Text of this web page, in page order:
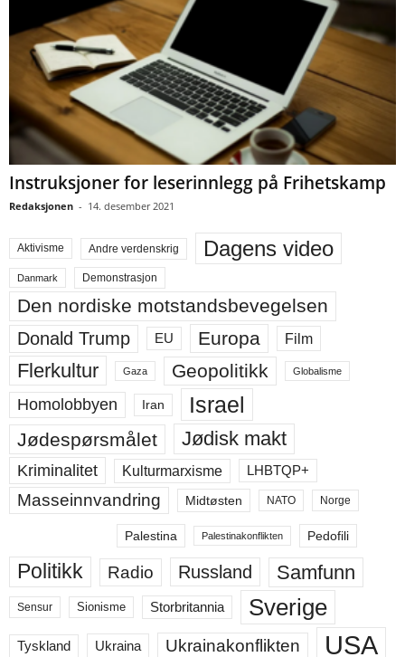
Instruksjoner for leserinnlegg på Frihetskamp
Redaksjonen - 14. desember 2021
Aktivisme Andre verdenskrig Dagens video
Danmark Demonstrasjon
Den nordiske motstandsbevegelsen
Donald Trump EU Europa Film
Flerkultur Gaza Geopolitikk Globalisme
Homolobbyen Iran Israel
Jødespørsmålet Jødisk makt
Kriminalitet Kulturmarxisme LHBTQP+
Masseinnvandring Midtøsten NATO Norge
Palestina Palestinakonflikten Pedofili
Politikk Radio Russland Samfunn
Sensur Sionisme Storbritannia Sverige
Tyskland Ukraina Ukrainakonflikten USA